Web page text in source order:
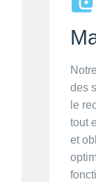
des
le
tout
et